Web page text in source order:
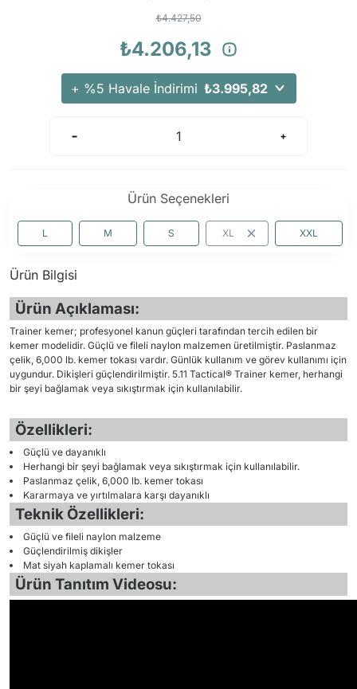
₺4.427,50
₺4.206,13
+ %5 Havale İndirimi ₺3.995,82
Ürün Seçenekleri
L M S XL XXL
Ürün Bilgisi
Ürün Açıklaması:
Trainer kemer; profesyonel kanun güçleri tarafından tercih edilen bir
kemer modelidir. Güçlü ve fileli naylon malzemen üretilmiştir. Paslanmaz
çelik, 6,000 lb. kemer tokası vardır. Günlük kullanım ve görev kullanımı için
uygundur. Dikişleri güçlendirilmiştir. 5.11 Tactical® Trainer kemer, herhangi
bir şeyi bağlamak veya sıkıştırmak için kullanılabilir.
Özellikleri:
Güçlü ve dayanıklı
Herhangi bir şeyi bağlamak veya sıkıştırmak için kullanılabilir.
Paslanmaz çelik, 6,000 lb. kemer tokası
Kararmaya ve yırtılmalara karşı dayanıklı
Teknik Özellikleri:
Güçlü ve fileli naylon malzeme
Güçlendirilmiş dikişler
Mat siyah kaplamalı kemer tokası
Ürün Tanıtım Videosu: